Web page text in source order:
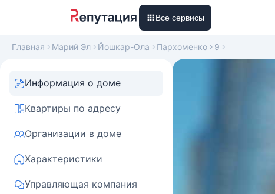
Все сервисы
Главная Марий Эл Йошкар-Ола Пархоменко 9
Информация о доме
Квартиры по адресу
Организации в доме
Характеристики
Управляющая компания